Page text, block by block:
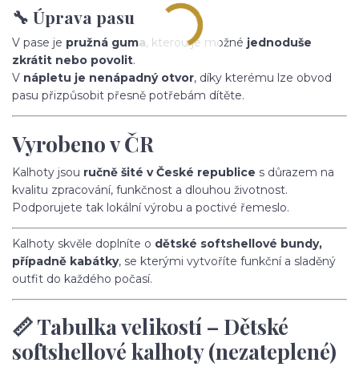
🔧 Úprava pasu
V pase je pružná guma, kterou je možné jednoduše
zkrátit nebo povolit.
V nápletu je nenápadný otvor, díky kterému lze obvod
pasu přizpůsobit přesně potřebám dítěte.
Vyrobeno v ČR
Kalhoty jsou ručně šité v České republice s důrazem na
kvalitu zpracování, funkčnost a dlouhou životnost.
Podporujete tak lokální výrobu a poctivé řemeslo.
Kalhoty skvěle doplníte o dětské softshellové bundy,
případně kabátky, se kterými vytvoříte funkční a sladěný
outfit do každého počasí.
📏 Tabulka velikostí – Dětské
softshellové kalhoty (nezateplené)